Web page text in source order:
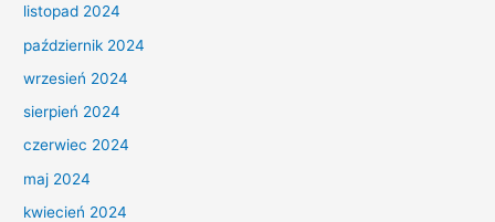
listopad 2024
październik 2024
wrzesień 2024
sierpień 2024
czerwiec 2024
maj 2024
kwiecień 2024